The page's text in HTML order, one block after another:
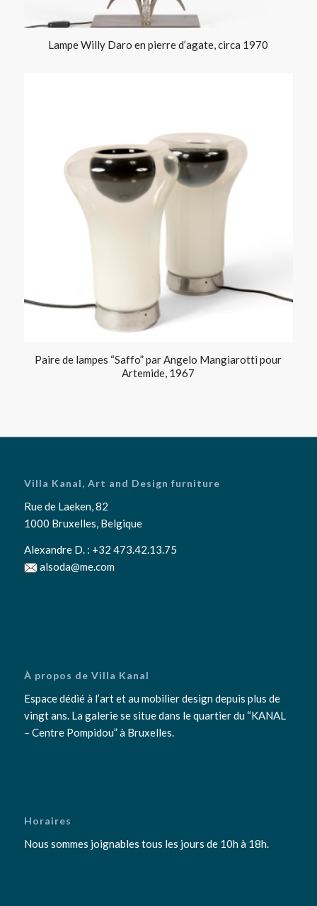
Lampe Willy Daro en pierre d’agate, circa 1970
Paire de lampes “Saffo” par Angelo Mangiarotti pour
Artemide, 1967
Villa Kanal, Art and Design furniture
Rue de Laeken, 82
1000 Bruxelles, Belgique
Alexandre D. : +32 473.42.13.75
alsoda@me.com
À propos de Villa Kanal
Espace dédié à l’art et au mobilier design depuis plus de
vingt ans. La galerie se situe dans le quartier du “KANAL
– Centre Pompidou” à Bruxelles.
Horaires
Nous sommes joignables tous les jours de 10h à 18h.